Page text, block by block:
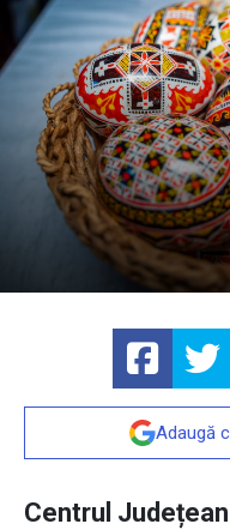
Adaugă
Centrul